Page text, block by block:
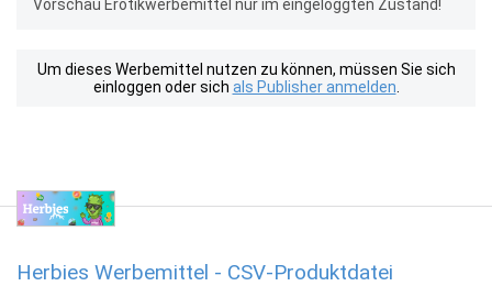
Vorschau Erotikwerbemittel nur im eingeloggten Zustand!
Um dieses Werbemittel nutzen zu können, müssen Sie sich
einloggen oder sich als Publisher anmelden
Herbies Werbemittel - CSV-Produktdatei